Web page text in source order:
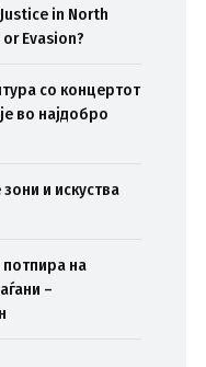
in North
Evasion?
со концертот
во најдобро
и искуства
потпира на
–